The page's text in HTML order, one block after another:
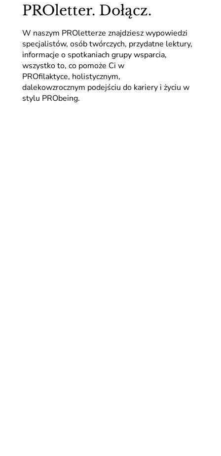
PROletter. Dołącz.
W naszym PROletterze znajdziesz wypowiedzi
specjalistów, osób twórczych, przydatne lektury,
informacje o spotkaniach grupy wsparcia,
wszystko to, co pomoże Ci w
PROfilaktyce, holistycznym,
dalekowzrocznym podejściu do kariery i życiu w
stylu PRObeing.